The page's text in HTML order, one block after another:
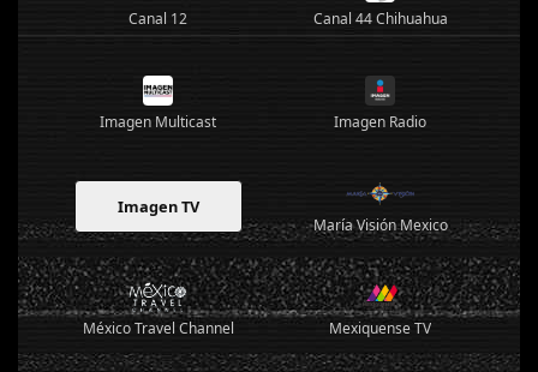
Canal 12 Canal 44 Chihuahua
Imagen Multicast Imagen Radio
Imagen TV
María Visión Mexico
México Travel Channel Mexiquense TV